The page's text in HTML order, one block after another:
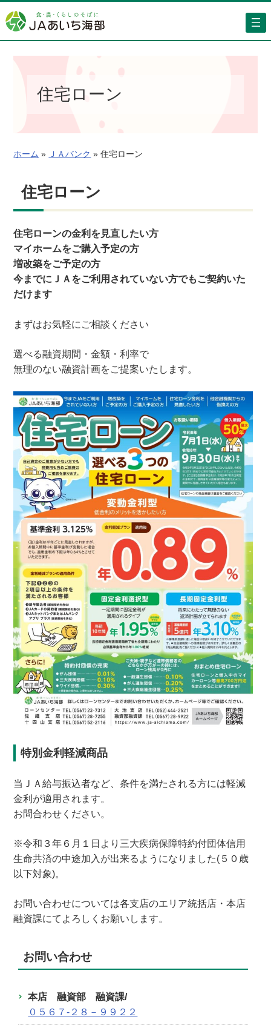
容
を
住宅ローン
ホーム » ＪＡバンク » 住宅ローン
住宅ローン
住宅ローンの金利を見直したい方
マイホームをご購入予定の方
増改築をご予定の方
今までにＪＡをご利用されていない方でもご契約いた
だけます
まずはお気軽にご相談ください
選べる融資期間・金額・利率で
無理のない融資計画をご提案いたします。
特別金利軽減商品
当ＪＡ給与振込者など、条件を満たされる方には軽減
金利が適用されます。
お問合わせください。
※令和３年６月１日より三大疾病保障特約付団体信用
生命共済の中途加入が出来るようになりました(５０歳
以下対象)。
お問い合わせについては各支店のエリア統括店・本店
融資課にてよろしくお願いします。
お問い合わせ
本店 融資部 融資課/
０５６７‐２８－９９２２